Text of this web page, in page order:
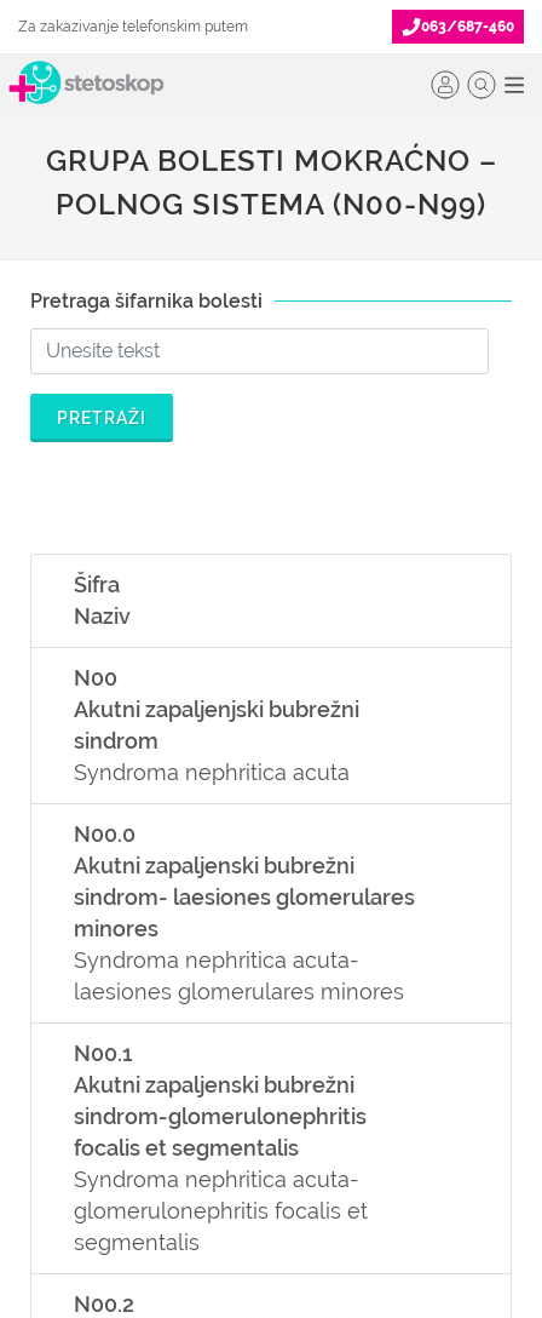
Za zakazivanje telefonskim putem 063/687-460
GRUPA BOLESTI MOKRAĆNO –
POLNOG SISTEMA (N00-N99)
Šifra
Naziv
N00
Akutni zapaljenjski bubrežni
sindrom
Syndroma nephritica acuta
N00.0
Akutni zapaljenski bubrežni
sindrom- laesiones glomerulares
minores
Syndroma nephritica acuta-
laesiones glomerulares minores
N00.1
Akutni zapaljenski bubrežni
sindrom-glomerulonephritis
focalis et segmentalis
Syndroma nephritica acuta-
glomerulonephritis focalis et
segmentalis
N00.2
Pretraga šifarnika bolesti
PRETRAŽI